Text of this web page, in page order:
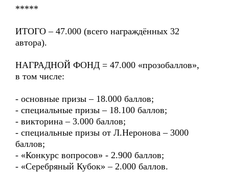
*****
ИТОГО – 47.000 (всего награждённых 32
автора).
НАГРАДНОЙ ФОНД = 47.000 «прозобаллов»,
в том числе:
- основные призы – 18.000 баллов;
- специальные призы – 18.100 баллов;
- викторина – 3.000 баллов;
- специальные призы от Л.Неронова – 3000
баллов;
- «Конкурс вопросов» - 2.900 баллов;
- «Серебряный Кубок» – 2.000 баллов.